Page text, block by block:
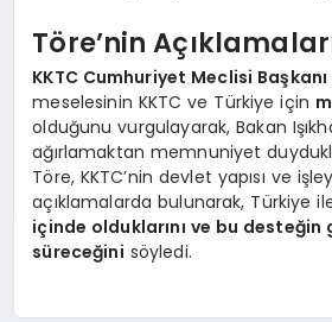
Töre’nin
KKTC Cumhuriyet Meclisi
meselesinin KKTC ve Türkiye için
olduğunu vurgulayarak, Bakan
ağırlamaktan memnuniyet
Töre, KKTC’nin devlet yapısı ve
açıklamalarda bulunarak, Türkiye
içinde olduklarını ve bu desteğin
süreceğini söyledi.